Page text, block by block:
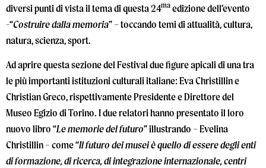
diversi punti di vista il tema di questa 24ma edizione dell’evento
-“Costruire dalla memoria” – toccando temi di attualità, cultura,
natura, scienza, sport.
Ad aprire questa sezione del Festival due figure apicali di una tra
le più importanti istituzioni culturali italiane: Eva Christillin e
Christian Greco, rispettivamente Presidente e Direttore del
Museo Egizio di Torino. I due relatori hanno presentato il loro
nuovo libro “Le memorie del futuro” illustrando – Evelina
Christillin – come “Il futuro dei musei è quello di essere degli enti
di formazione, di ricerca, di integrazione internazionale, centri